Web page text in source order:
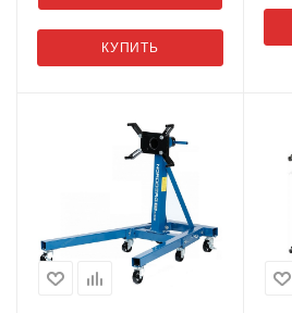
КУПИТЬ